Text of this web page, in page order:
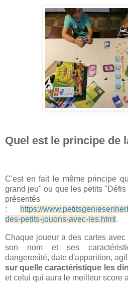
Quel est le principe de
C'est en fait le même principe
grand jeu" ou que les petits
:
https://
des-petits-jouons-avec-les.html .
Chaque joueur a des cartes
son nom et ses
dangerosité, date d'apparition,
sur quelle caractéristique les
et celui qui aura le meilleur score